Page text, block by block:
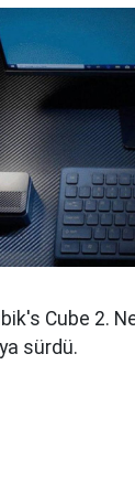
Cube 2.
sürdü.